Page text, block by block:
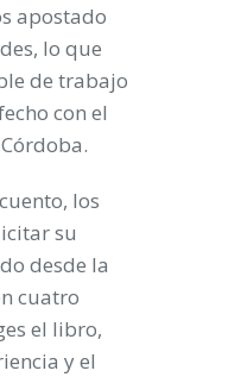
apostado
lo que
de trabajo
con el
los
su
desde la
cuatro
el libro,
y el